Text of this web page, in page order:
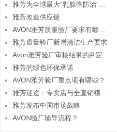
雅芳为全球最大“乳腺癌防治”项目资助企业
雅芳改造供应链
AVON雅芳质量验厂要求有哪些？
雅芳质量验厂新增清洁生产要求
Avon雅芳验厂审核结果的判定标准
雅芳的绿色环保承诺
AVON雅芳验厂重点项有哪些？
雅芳迷途：专卖店与全直销模式左右摇摆
雅芳发布中国市场战略
AVON验厂辅导流程？